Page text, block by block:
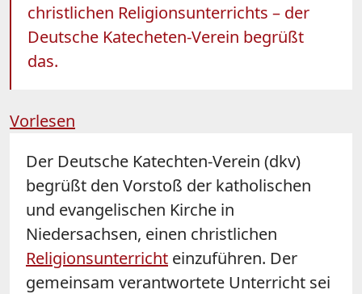
christlichen Religionsunterrichts – der
Deutsche Katecheten-Verein begrüßt
das.
Vorlesen
Der Deutsche Katechten-Verein (dkv)
begrüßt den Vorstoß der katholischen
und evangelischen Kirche in
Niedersachsen, einen christlichen
Religionsunterricht einzuführen. Der
gemeinsam verantwortete Unterricht sei